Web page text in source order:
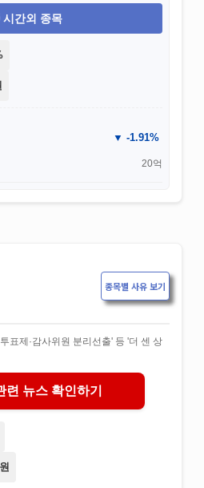
시간외 종목
-1.91%
20억
종목별 사유 보기
표제·감사위원 분리선출' 등 '더 센 상
련 뉴스 확인하기